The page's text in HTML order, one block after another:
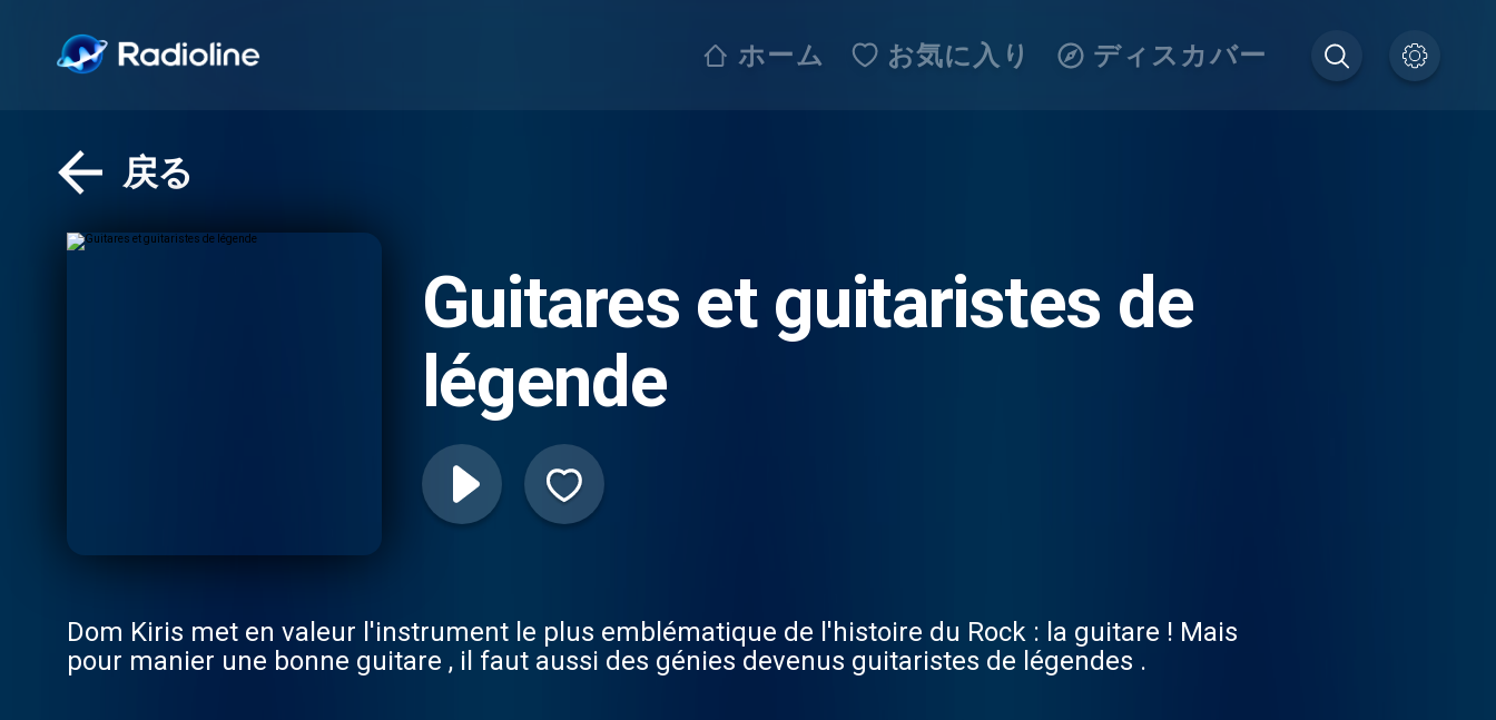
ホーム お気に入り ディスカバー
戻る
Guitares et guitaristes de
légende
Dom Kiris met en valeur l'instrument le plus emblématique de l'histoire du Rock : la guitare ! Mais
pour manier une bonne guitare , il faut aussi des génies devenus guitaristes de légendes .